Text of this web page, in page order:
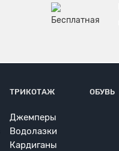
ТРИКОТАЖ
Джемперы
Водолазки
Кардиганы
ОБУВЬ